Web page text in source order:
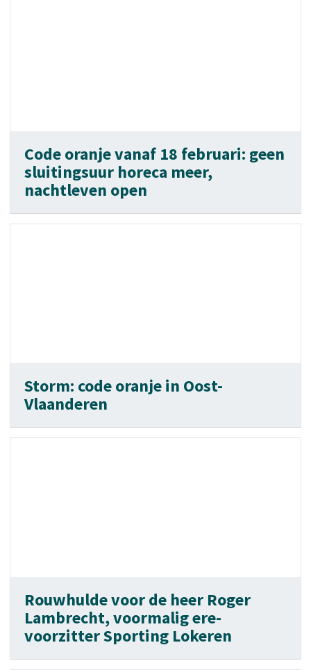
Code oranje vanaf 18 februari: geen
sluitingsuur horeca meer,
nachtleven open
Storm: code oranje in Oost-
Vlaanderen
Rouwhulde voor de heer Roger
Lambrecht, voormalig ere-
voorzitter Sporting Lokeren